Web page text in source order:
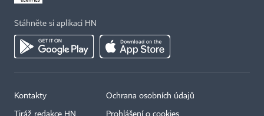
Stáhněte si aplikaci HN
Kontakty Ochrana osobních údajů